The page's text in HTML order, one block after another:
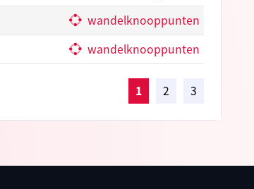
wandelknooppunten
wandelknooppunten
1 2 3